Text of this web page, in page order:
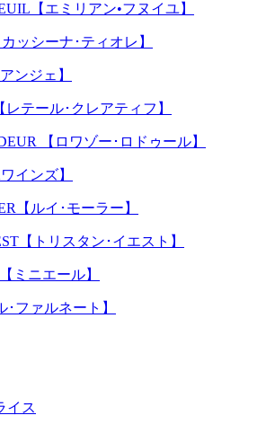
【エミリアン•フヌイユ】
ッシーナ･ティオレ】
ンジェ】
レテール･クレアティフ】
【ロワゾー･ロドゥール】
インズ】
【ルイ･モーラー】
【トリスタン･イエスト】
ミニエール】
･ファルネート】
イス